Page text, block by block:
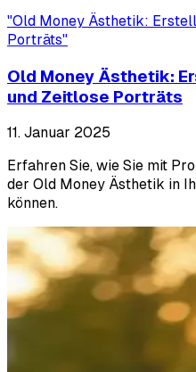
"Old Money Ästhetik:
Porträts"
Old Money Ästhetik:
und Zeitlose Porträts
11. Januar 2025
Erfahren Sie, wie Sie mit
der Old Money Ästhetik in
können.